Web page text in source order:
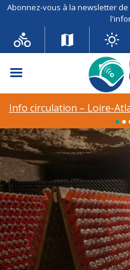
Abonnez-vous à la newsletter
Menu
Info circulation – Loire-